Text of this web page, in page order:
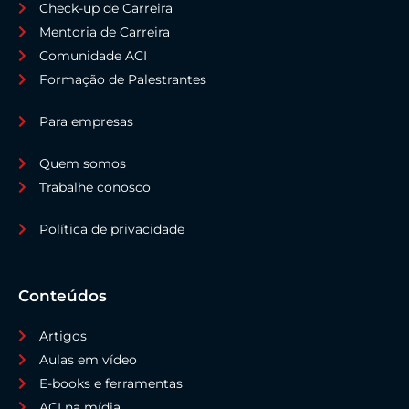
Check-up de Carreira
Mentoria de Carreira
Comunidade ACI
Formação de Palestrantes
Para empresas
Quem somos
Trabalhe conosco
Política de privacidade
Conteúdos
Artigos
Aulas em vídeo
E-books e ferramentas